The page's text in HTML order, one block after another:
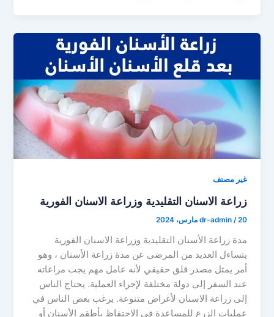
غير مصنف
زراعة الاسنان التقليدية وزراعة الاسنان الفورية
dr-admin /20 مارس، 2024
مدة زراعة الأسنان التقليدية وزراعة الاسنان الفورية
يتساءل العديد من المرضى عن مدة زراعة الأسنان ، وهو
أمر يمثل مصدر قلق حقيقي لأنه عامل مهم يجب مراعاته
عند السفر إلى دولة مختلفة لإجراء العملية. يحتاج الناس
إلى زراعة الاسنان لأغراض متنوعة. يرغب بعض الناس في
عمليات الزرع للمساعدة في الاحتفاظ بأطقم الأسنان أو